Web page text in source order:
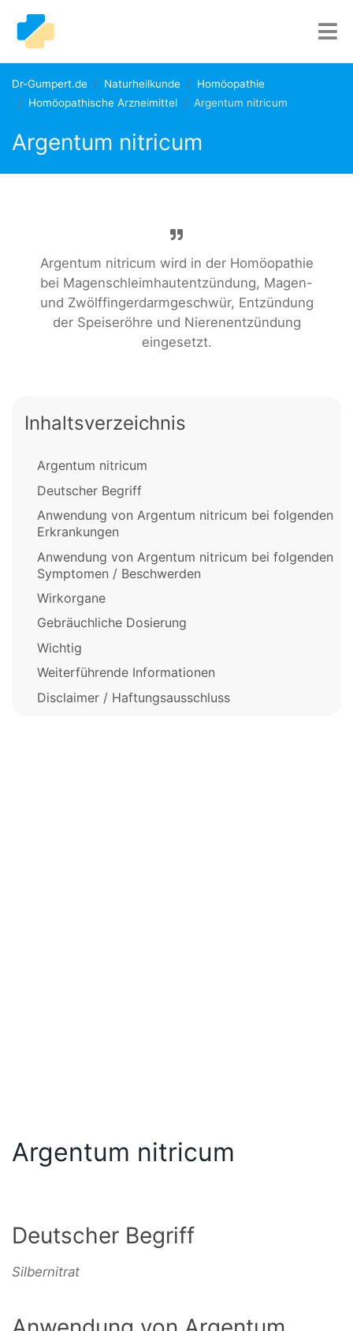
Dr-Gumpert.de Naturheilkunde
Homöopathie
Homöopathische Arzneimittel
Argentum nitricum
Argentum nitricum
Argentum nitricum wird in der Homöopathie
bei Magenschleimhautentzündung, Magen-
und Zwölffingerdarmgeschwür, Entzündung
der Speiseröhre und Nierenentzündung
eingesetzt.
Inhaltsverzeichnis
Argentum nitricum
Deutscher Begriff
Anwendung von Argentum nitricum bei folgenden
Erkrankungen
Anwendung von Argentum nitricum bei folgenden
Symptomen / Beschwerden
Wirkorgane
Gebräuchliche Dosierung
Wichtig
Weiterführende Informationen
Disclaimer / Haftungsausschluss
Argentum nitricum
Deutscher Begriff
Silbernitrat